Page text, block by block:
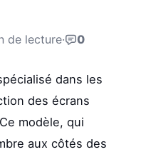
de lecture· 0
dans les
des écrans
modèle, qui
aux côtés des